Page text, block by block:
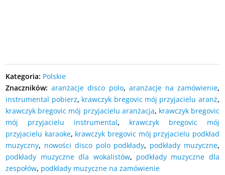
Kategoria: Polskie
Znaczników:aranżacje disco polo, aranżacje na zamówienie,
instrumental pobierz, krawczyk bregovic mój przyjacielu aranż,
krawczyk bregovic mój przyjacielu aranżacja, krawczyk bregovic
mój przyjacielu instrumental, krawczyk bregovic mój
przyjacielu karaoke, krawczyk bregovic mój przyjacielu podkład
muzyczny, nowości disco polo podkłady, podkłady muzyczne,
podkłady muzyczne dla wokalistów, podkłady muzyczne dla
zespołów, podkłady muzyczne na zamówienie